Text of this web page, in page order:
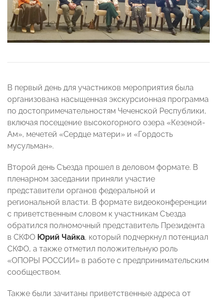
В первый день для участников мероприятия была
организована насыщенная экскурсионная программа
по достопримечательностям Чеченской Республики,
включая посещение высокогорного озера «Кезеной-
Ам», мечетей «Сердце матери» и «Гордость
мусульман».
Второй день Съезда прошел в деловом формате. В
пленарном заседании приняли участие
представители органов федеральной и
региональной власти. В формате видеоконференции
с приветственным словом к участникам Съезда
обратился полномочный представитель Президента
в СКФО Юрий Чайка, который подчеркнул потенциал
СКФО, а также отметил положительную роль
«ОПОРЫ РОССИИ» в работе с предпринимательским
сообществом.
Также были зачитаны приветственные адреса от